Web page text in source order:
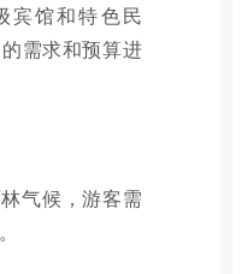
宾馆和特色民
需求和预算进
气候，游客需